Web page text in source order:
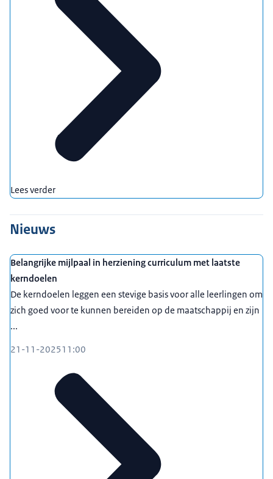
Lees verder
Nieuws
Belangrijke mijlpaal in herziening curriculum met laatste
kerndoelen
De kerndoelen leggen een stevige basis voor alle leerlingen om
zich goed voor te kunnen bereiden op de maatschappij en zijn
...
21-11-202511:00